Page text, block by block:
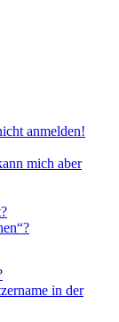
anmelden!
mich aber
in der